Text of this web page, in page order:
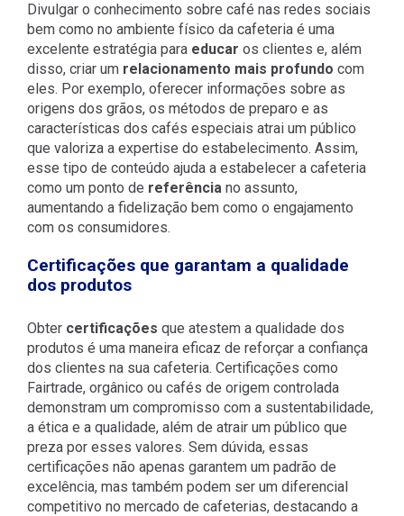
Divulgar o conhecimento sobre café nas redes sociais
bem como no ambiente físico da cafeteria é uma
excelente estratégia para educar os clientes e, além
disso, criar um relacionamento mais profundo com
eles. Por exemplo, oferecer informações sobre as
origens dos grãos, os métodos de preparo e as
características dos cafés especiais atrai um público
que valoriza a expertise do estabelecimento. Assim,
esse tipo de conteúdo ajuda a estabelecer a cafeteria
como um ponto de referência no assunto,
aumentando a fidelização bem como o engajamento
com os consumidores.
Certificações que garantam a qualidade
dos produtos
Obter certificações que atestem a qualidade dos
produtos é uma maneira eficaz de reforçar a confiança
dos clientes na sua cafeteria. Certificações como
Fairtrade, orgânico ou cafés de origem controlada
demonstram um compromisso com a sustentabilidade,
a ética e a qualidade, além de atrair um público que
preza por esses valores. Sem dúvida, essas
certificações não apenas garantem um padrão de
excelência, mas também podem ser um diferencial
competitivo no mercado de cafeterias, destacando a